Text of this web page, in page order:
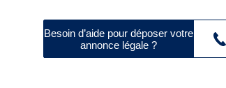
Besoin d’aide pour déposer votre
annonce légale ?